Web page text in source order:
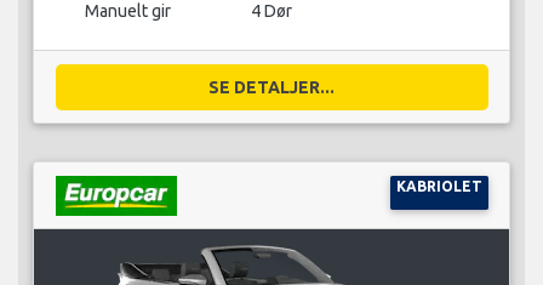
Manuelt gir 4 Dør
SE DETALJER...
KABRIOLET